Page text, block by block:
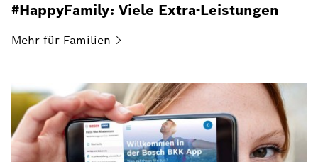
#HappyFamily: Viele Extra-Leistungen
Mehr für Familien